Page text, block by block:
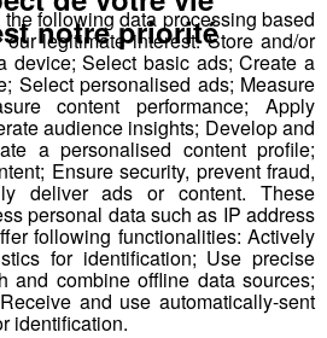
leur projet et tenter de
nationale à Lyon le 22 mars,
sur le coaching de
par la French Fab ; mais
de leurs entreprises
école et en accueillant les
et fabrication de pièces
le robot le plus performant
following data processing based
legitimate interest: Store and/or
device; Select basic ads; Create a
Select personalised ads; Measure
content performance; Apply
audience insights; Develop and
a personalised content profile;
Ensure security, prevent fraud,
deliver ads or content. These
personal data such as IP address
following functionalities: Actively
for identification; Use precise
and combine offline data sources;
and use automatically-sent
identification.
notre priorité